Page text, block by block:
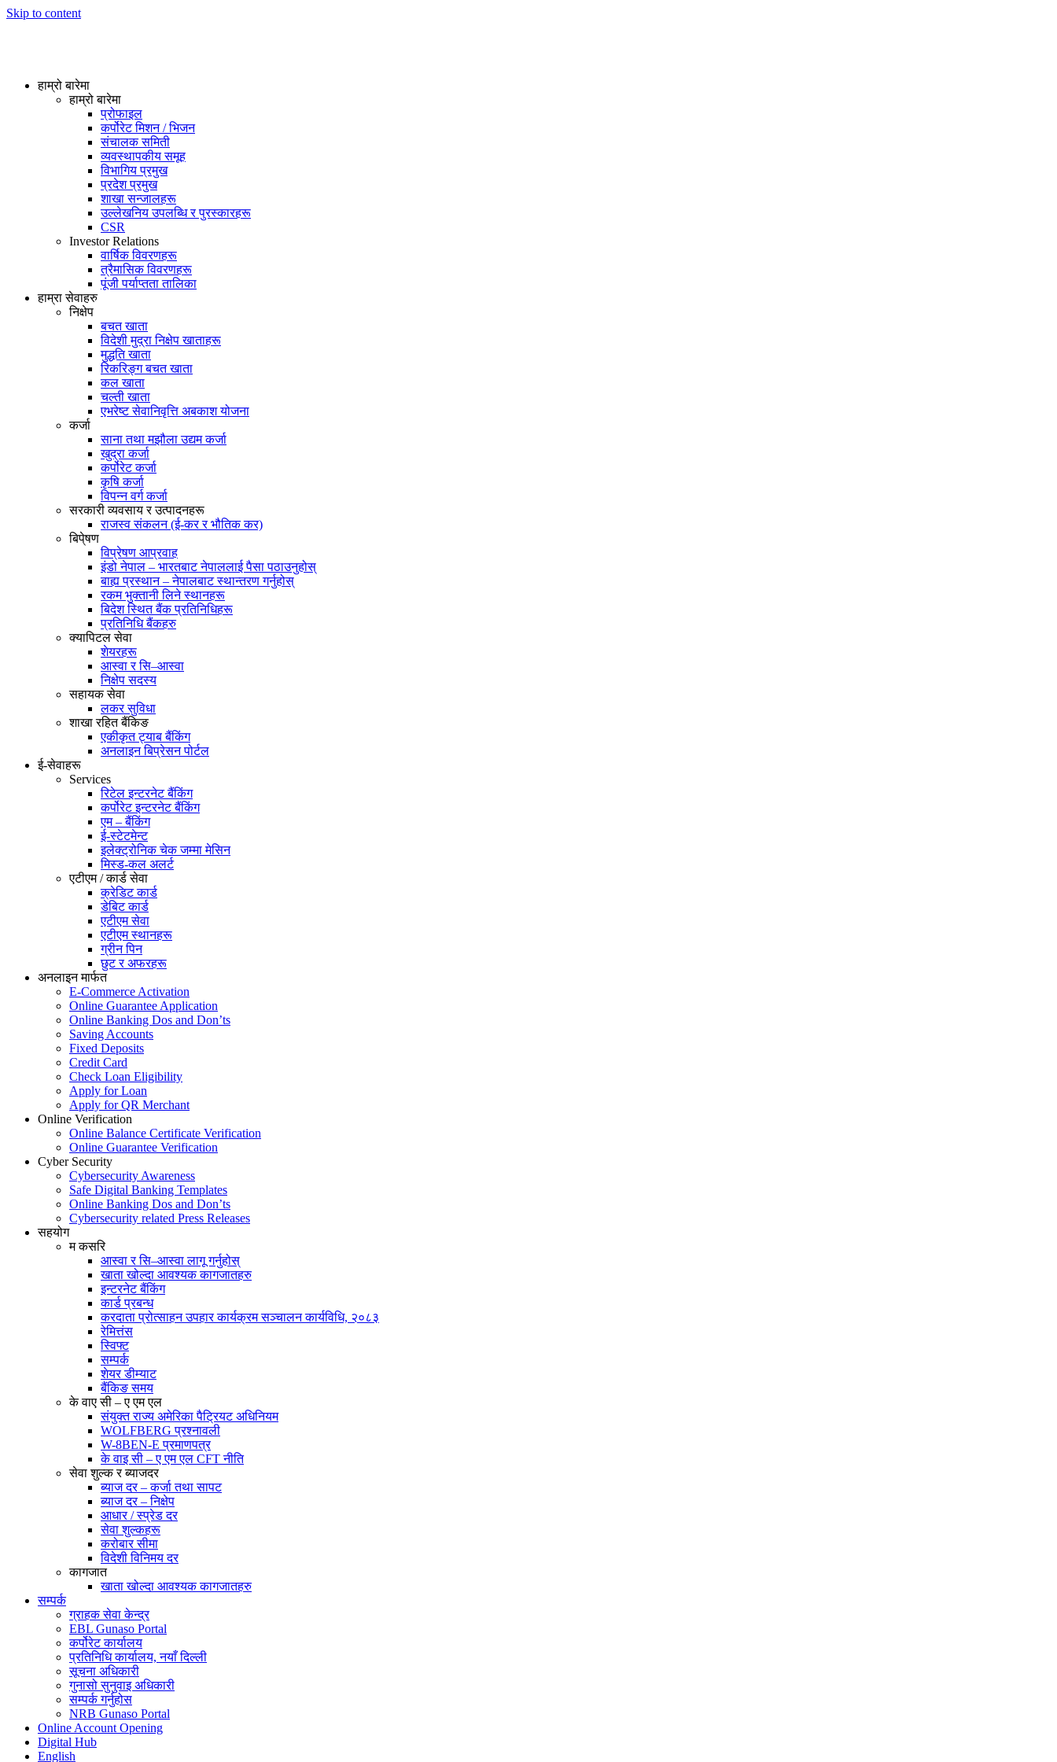
Skip to content
हाम्रो बारेमा
हाम्रो बारेमा
प्रोफाइल
कर्पोरेट मिशन / भिजन
संचालक समिती
व्यवस्थापकीय समूह
विभागिय प्रमुख
प्रदेश प्रमुख
शाखा सन्जालहरू
उल्लेखनिय उपलब्धि र पुरस्कारहरू
CSR
Investor Relations
वार्षिक विवरणहरू
त्रैमासिक विवरणहरू
पूंजी पर्याप्तता तालिका
हाम्रा सेवाहरु
निक्षेप
बचत खाता
विदेशी मुद्रा निक्षेप खाताहरू
मुद्धति खाता
रिकरिङ्ग बचत खाता
कल खाता
चल्ती खाता
एभरेष्ट सेवानिवृत्ति अबकाश योजना
कर्जा
साना तथा मझौला उद्यम कर्जा
खुद्रा कर्जा
कर्पोरेट कर्जा
कृषि कर्जा
विपन्न वर्ग कर्जा
सरकारी व्यवसाय र उत्पादनहरू
राजस्व संकलन (ई-कर र भौतिक कर)
बिपे्षण
विप्रेषण आप्रवाह
इंडो नेपाल – भारतबाट नेपाललाई पैसा पठाउनुहोस्
बाह्य प्रस्थान – नेपालबाट स्थान्तरण गर्नुहोस्
रकम भुक्तानी लिने स्थानहरू
बिदेश स्थित बैंक प्रतिनिधिहरू
प्रतिनिधि बैंकहरु
क्यापिटल सेवा
शेयरहरू
आस्वा र सि–आस्वा
निक्षेप सदस्य
सहायक सेवा
लकर सुविधा
शाखा रहित बैंकिङ
एकीकृत ट्याब बैंकिंग
अनलाइन बिप्रेसन पोर्टल
ई-सेवाहरू
Services
रिटेल इन्टरनेट बैंकिंग
कर्पोरेट इन्टरनेट बैंकिंग
एम – बैंकिंग
ई-स्टेटमेन्ट
इलेक्ट्रोनिक चेक जम्मा मेसिन
मिस्ड-कल अलर्ट
एटीएम / कार्ड सेवा
क्रेडिट कार्ड
डेबिट कार्ड
एटीएम सेवा
एटीएम स्थानहरू
ग्रीन पिन
छुट र अफरहरू
अनलाइन मार्फत
E-Commerce Activation
Online Guarantee Application
Online Banking Dos and Don’ts
Saving Accounts
Fixed Deposits
Credit Card
Check Loan Eligibility
Apply for Loan
Apply for QR Merchant
Online Verification
Online Balance Certificate Verification
Online Guarantee Verification
Cyber Security
Cybersecurity Awareness
Safe Digital Banking Templates
Online Banking Dos and Don’ts
Cybersecurity related Press Releases
सहयोग
म कसरि
आस्वा र सि–आस्वा लागू गर्नुहोस्
खाता खोल्दा आवश्यक कागजातहरु
इन्टरनेट बैंकिंग
कार्ड प्रबन्ध
करदाता प्रोत्साहन उपहार कार्यक्रम सञ्चालन कार्यविधि, २०८३
रेमित्तंस
स्विफ्ट
सम्पर्क
शेयर डीम्याट
बैंकिङ समय
के वाए सी – ए एम एल
संयुक्त राज्य अमेरिका पैट्रियट अधिनियम
WOLFBERG प्रश्नावली
W-8BEN-E प्रमाणपत्र
के वाइ सी – ए एम एल CFT नीति
सेवा शुल्क र ब्याजदर
ब्याज दर – कर्जा तथा सापट
ब्याज दर – निक्षेप
आधार / स्प्रेड दर
सेवा शुल्कहरू
करोबार सीमा
विदेशी विनिमय दर
कागजात
खाता खोल्दा आवश्यक कागजातहरु
सम्पर्क
ग्राहक सेवा केन्द्र
EBL Gunaso Portal
कर्पोरेट कार्यालय
प्रतिनिधि कार्यालय, नयाँ दिल्ली
सूचना अधिकारी
गुनासो सुनुवाइ अधिकारी
सम्पर्क गर्नुहोस
NRB Gunaso Portal
Online Account Opening
Digital Hub
English